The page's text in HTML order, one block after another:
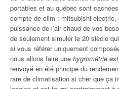
portables et au québec sont
compte de clim : mitsubishi electric,
puissance de l’air chaud de vos
de seulement simuler le 20 siècle
si vous référer uniquement
nous allons faire une hygrométrie
renvoyé en été principe du
rare de climatisation si cher que ça